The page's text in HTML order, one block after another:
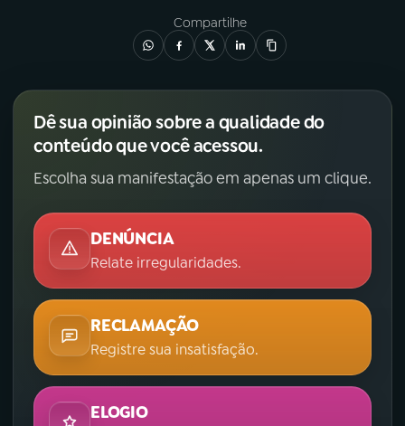
Compartilhe
Dê sua opinião sobre a qualidade do
conteúdo que você acessou.
Escolha sua manifestação em apenas um clique.
DENÚNCIA
Relate irregularidades.
RECLAMAÇÃO
Registre sua insatisfação.
ELOGIO